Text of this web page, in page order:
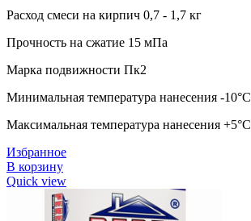
Расход смеси на кирпич 0,7 - 1,7 кг
Прочность на сжатие 15 мПа
Марка подвижности Пк2
Минимальная температура нанесения -10°C
Максимальная температура нанесения +5°C
Избранное
В корзину
Quick view